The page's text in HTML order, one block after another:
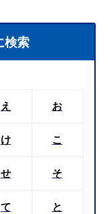
検索
え お
け こ
せ そ
て と